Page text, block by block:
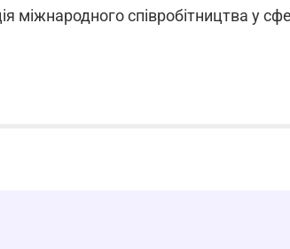
міжнародного співробітництва у